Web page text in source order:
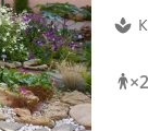
×2